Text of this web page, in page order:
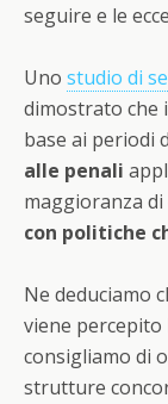
seguire e le
Uno studio di
dimostrato che
base ai periodi
alle penali
maggioranza
con politiche
Ne deduciamo
viene percepito
consigliamo di
strutture